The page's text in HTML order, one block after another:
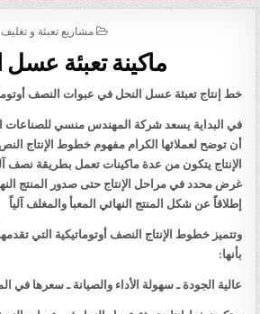
POSTED IN
مشاريع تعبئة و تغليف
ماكينة تعبئة عسل
خط إنتاج تعبئة عسل النحل في عبوات النصف
في البداية يسعد شركة المهندس منسي للصناعات
أن توضح لعملائها الكرام مفهوم خطوط الإنتاج
الإنتاج يتكون من عدة ماكينات تعمل بطريقة نصف
غرض محدد في مراحل الإنتاج حتى صدور المنتج
إطلاقاً عن شكل المنتج النهائي المعبأ والمغلف آلياً
وتتميز خطوط الإنتاج النصف أوتوماتيكية التي
بأنها:
عالية الجودة ـ سهولة الأداء والصيانة ـ سعرها في